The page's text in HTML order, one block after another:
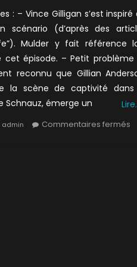
: – Vince Gilligan s’est inspiré
scénario (d’après des
Mulder y fait référence
cet épisode. – Petit problème
reconnu que Gillian
la scène de captivité
Schnauz, émerge un
Author
admin Commentaires ferméssur